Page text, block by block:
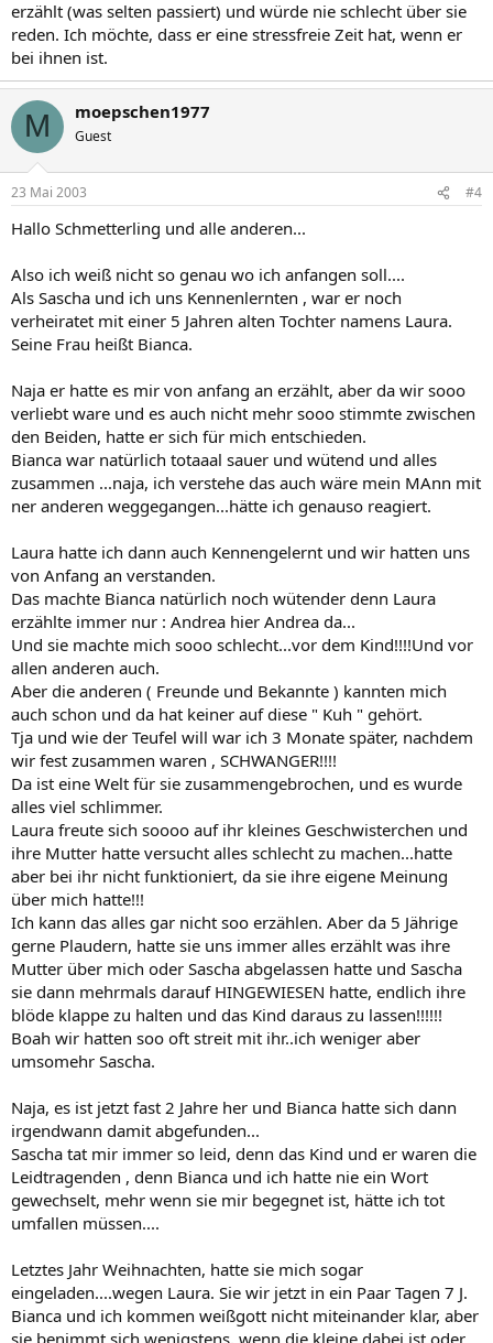
erzählt (was selten passiert) und würde nie schlecht über sie
reden. Ich möchte, dass er eine stressfreie Zeit hat, wenn er
bei ihnen ist.
M moepschen1977
Guest
23 Mai 2003 #4
Hallo Schmetterling und alle anderen...
Also ich weiß nicht so genau wo ich anfangen soll....
Als Sascha und ich uns Kennenlernten , war er noch
verheiratet mit einer 5 Jahren alten Tochter namens Laura.
Seine Frau heißt Bianca.
Naja er hatte es mir von anfang an erzählt, aber da wir sooo
verliebt ware und es auch nicht mehr sooo stimmte zwischen
den Beiden, hatte er sich für mich entschieden.
Bianca war natürlich totaaal sauer und wütend und alles
zusammen ...naja, ich verstehe das auch wäre mein MAnn mit
ner anderen weggegangen...hätte ich genauso reagiert.
Laura hatte ich dann auch Kennengelernt und wir hatten uns
von Anfang an verstanden.
Das machte Bianca natürlich noch wütender denn Laura
erzählte immer nur : Andrea hier Andrea da...
Und sie machte mich sooo schlecht...vor dem Kind!!!!Und vor
allen anderen auch.
Aber die anderen ( Freunde und Bekannte ) kannten mich
auch schon und da hat keiner auf diese " Kuh " gehört.
Tja und wie der Teufel will war ich 3 Monate später, nachdem
wir fest zusammen waren , SCHWANGER!!!!
Da ist eine Welt für sie zusammengebrochen, und es wurde
alles viel schlimmer.
Laura freute sich soooo auf ihr kleines Geschwisterchen und
ihre Mutter hatte versucht alles schlecht zu machen...hatte
aber bei ihr nicht funktioniert, da sie ihre eigene Meinung
über mich hatte!!!
Ich kann das alles gar nicht soo erzählen. Aber da 5 Jährige
gerne Plaudern, hatte sie uns immer alles erzählt was ihre
Mutter über mich oder Sascha abgelassen hatte und Sascha
sie dann mehrmals darauf HINGEWIESEN hatte, endlich ihre
blöde klappe zu halten und das Kind daraus zu lassen!!!!!!
Boah wir hatten soo oft streit mit ihr..ich weniger aber
umsomehr Sascha.
Naja, es ist jetzt fast 2 Jahre her und Bianca hatte sich dann
irgendwann damit abgefunden...
Sascha tat mir immer so leid, denn das Kind und er waren die
Leidtragenden , denn Bianca und ich hatte nie ein Wort
gewechselt, mehr wenn sie mir begegnet ist, hätte ich tot
umfallen müssen....
Letztes Jahr Weihnachten, hatte sie mich sogar
eingeladen....wegen Laura. Sie wir jetzt in ein Paar Tagen 7 J.
Bianca und ich kommen weißgott nicht miteinander klar, aber
sie benimmt sich wenigstens, wenn die kleine dabei ist oder